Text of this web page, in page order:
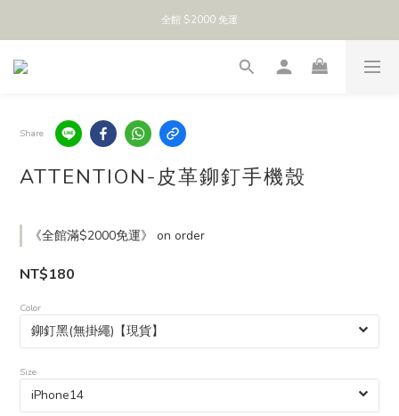
全館 $2000 免運
Share
ATTENTION-皮革鉚釘手機殼
《全館滿$2000免運》 on order
NT$180
Color
Size